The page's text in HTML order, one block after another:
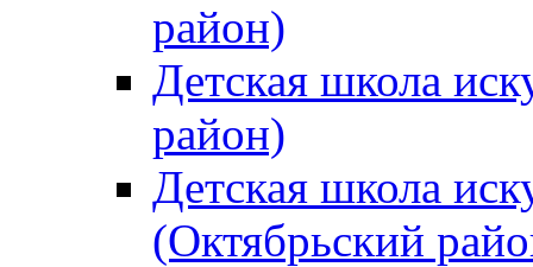
район)
Детская школа
район)
Детская школа
(Октябрьский